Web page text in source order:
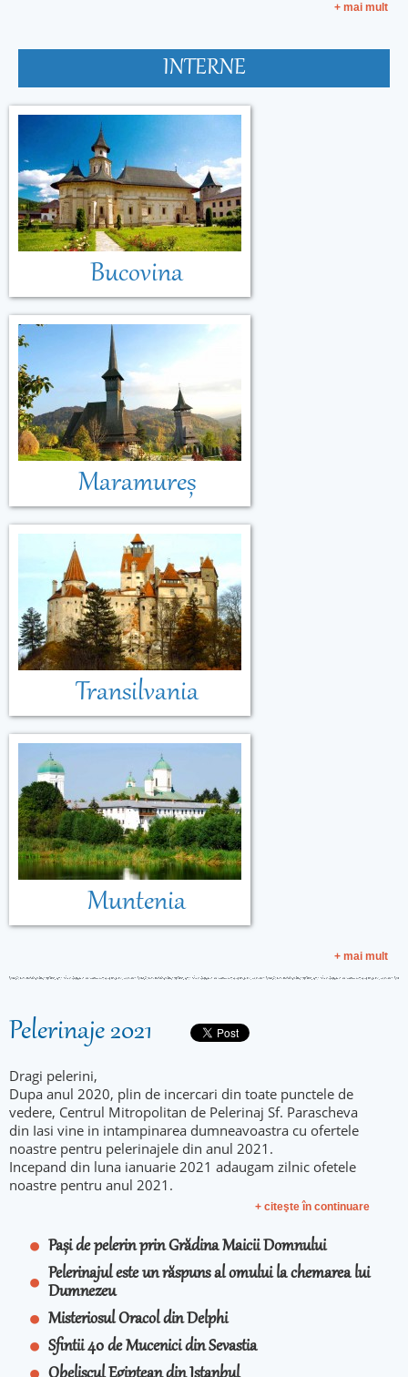
+ mai mult
INTERNE
Bucovina
Maramureș
Transilvania
Muntenia
+ mai mult
Pelerinaje 2021
Dragi pelerini,
Dupa anul 2020, plin de incercari din toate punctele de
vedere, Centrul Mitropolitan de Pelerinaj Sf. Parascheva
din Iasi vine in intampinarea dumneavoastra cu ofertele
noastre pentru pelerinajele din anul 2021.
Incepand din luna ianuarie 2021 adaugam zilnic ofetele
noastre pentru anul 2021.
+ citeşte în continuare
Pași de pelerin prin Grădina Maicii Domnului
Pelerinajul este un răspuns al omului la chemarea lui
Dumnezeu
Misteriosul Oracol din Delphi
Sfintii 40 de Mucenici din Sevastia